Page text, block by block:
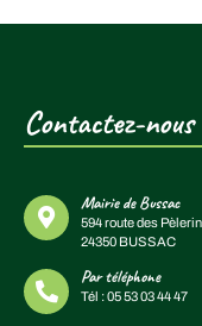
Contactez-nous
Mairie de Bussac
594 route des
24350 BUSSAC
Par téléphone
Tél :05 53 03 44 47